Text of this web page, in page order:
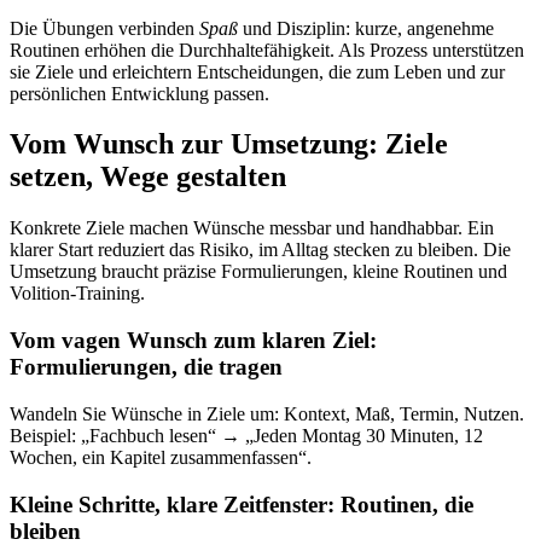
Die Übungen verbinden Spaß und Disziplin: kurze, angenehme
Routinen erhöhen die Durchhaltefähigkeit. Als Prozess unterstützen
sie Ziele und erleichtern Entscheidungen, die zum Leben und zur
persönlichen Entwicklung passen.
Vom Wunsch zur Umsetzung: Ziele
setzen, Wege gestalten
Konkrete Ziele machen Wünsche messbar und handhabbar. Ein
klarer Start reduziert das Risiko, im Alltag stecken zu bleiben. Die
Umsetzung braucht präzise Formulierungen, kleine Routinen und
Volition‑Training.
Vom vagen Wunsch zum klaren Ziel:
Formulierungen, die tragen
Wandeln Sie Wünsche in Ziele um: Kontext, Maß, Termin, Nutzen.
Beispiel: „Fachbuch lesen“ → „Jeden Montag 30 Minuten, 12
Wochen, ein Kapitel zusammenfassen“.
Kleine Schritte, klare Zeitfenster: Routinen, die
bleiben